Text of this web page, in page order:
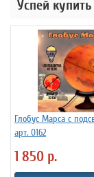
Успей
Глобус Марса с
арт. 0162
1 850 р.